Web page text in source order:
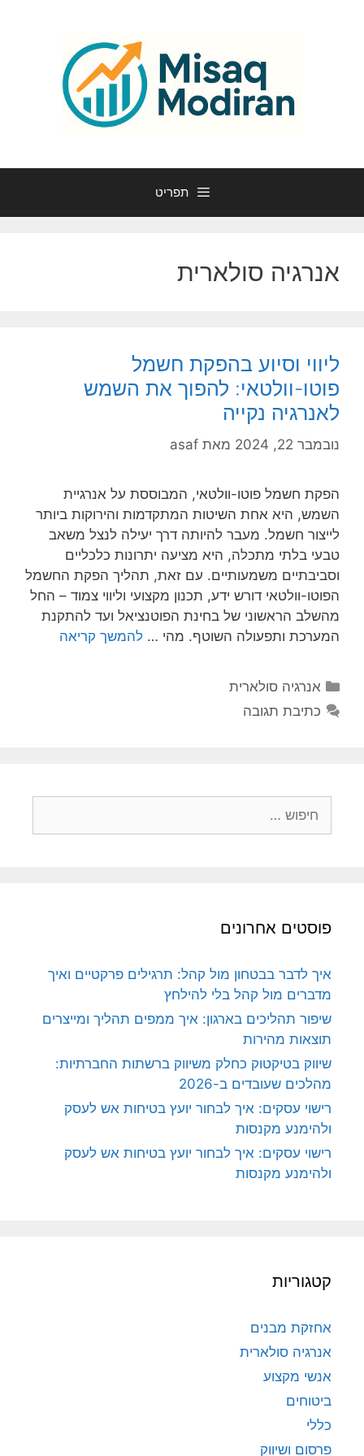
תפריט
אנרגיה סולארית
ליווי וסיוע בהפקת חשמל
פוטו-וולטאי: להפוך את השמש
לאנרגיה נקייה
נובמבר 22, 2024 מאת asaf
הפקת חשמל פוטו-וולטאי, המבוססת על אנרגיית
השמש, היא אחת השיטות המתקדמות והירוקות ביותר
לייצור חשמל. מעבר להיותה דרך יעילה לנצל משאב
טבעי בלתי מתכלה, היא מציעה יתרונות כלכליים
וסביבתיים משמעותיים. עם זאת, תהליך הפקת החשמל
הפוטו-וולטאי דורש ידע, תכנון מקצועי וליווי צמוד – החל
מהשלב הראשוני של בחינת הפוטנציאל ועד להתקנת
המערכת ותפעולה השוטף. מהי … להמשך קריאה
קטגוריות
אנרגיה סולארית
כתיבת תגובה
פוסטים אחרונים
איך לדבר בבטחון מול קהל: תרגילים פרקטיים ואיך
מדברים מול קהל בלי להילחץ
שיפור תהליכים בארגון: איך ממפים תהליך ומייצרים
תוצאות מהירות
שיווק בטיקטוק כחלק משיווק ברשתות החברתיות:
מהלכים שעובדים ב-2026
רישוי עסקים: איך לבחור יועץ בטיחות אש לעסק
ולהימנע מקנסות
רישוי עסקים: איך לבחור יועץ בטיחות אש לעסק
ולהימנע מקנסות
קטגוריות
אחזקת מבנים
אנרגיה סולארית
אנשי מקצוע
ביטוחים
כללי
פרסום ושיווק